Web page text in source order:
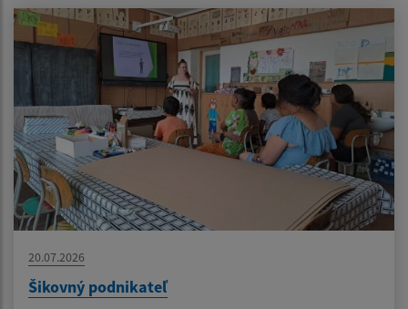
20.07.2026
Šikovný podnikateľ